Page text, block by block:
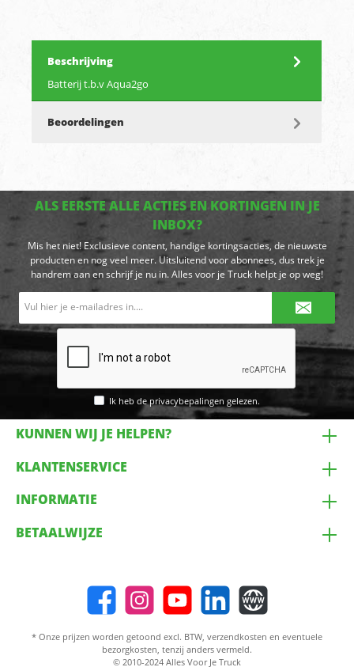
Beschrijving
Batterij t.b.v Aqua2go
Beoordelingen
ALS EERSTE ALLE ACTIES EN KORTINGEN IN JE
INBOX?
Mis het niet! Exclusieve content, handige kortingsacties, de nieuwste
producten en nog veel meer. Uitsluitend voor abonnees, dus trek je
handrem aan en schrijf je nu in. Alles voor je Truck helpt je op weg!
Ik heb de privacybepalingen gelezen.
KUNNEN WIJ JE HELPEN?
KLANTENSERVICE
INFORMATIE
BETAALWIJZE
* Onze prijzen worden getoond excl. BTW, verzendkosten en eventuele
bezorgkosten, tenzij anders vermeld.
© 2010-2024 Alles Voor Je Truck